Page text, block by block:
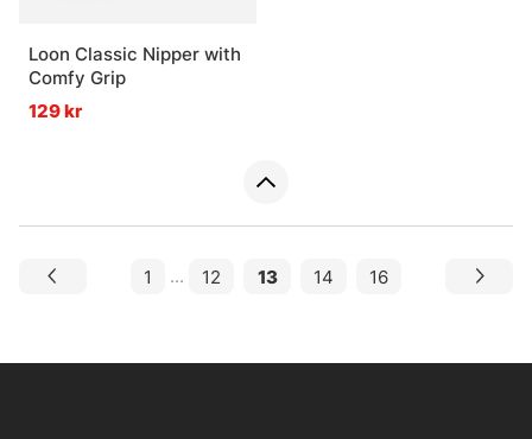
Loon Classic Nipper with
Comfy Grip
129 kr
1 ... 12 13 14 16